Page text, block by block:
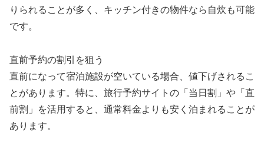
りられることが多く、キッチン付きの物件なら自炊も可能
です。
直前予約の割引を狙う
直前になって宿泊施設が空いている場合、値下げされるこ
とがあります。特に、旅行予約サイトの「当日割」や「直
前割」を活用すると、通常料金よりも安く泊まれることが
あります。